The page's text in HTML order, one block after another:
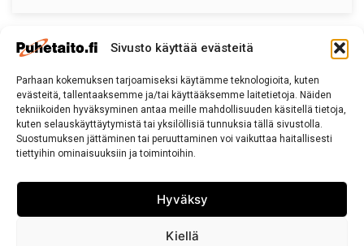
Sivusto käyttää evästeitä
Parhaan kokemuksen tarjoamiseksi käytämme teknologioita, kuten
evästeitä, tallentaaksemme ja/tai käyttääksemme laitetietoja. Näiden
tekniikoiden hyväksyminen antaa meille mahdollisuuden käsitellä tietoja,
kuten selauskäyttäytymistä tai yksilöllisiä tunnuksia tällä sivustolla.
Suostumuksen jättäminen tai peruuttaminen voi vaikuttaa haitallisesti
tiettyihin ominaisuuksiin ja toimintoihin.
Hyväksy
Kiellä
Puhetaito
puhetaito(at)puhetaito.fi
Puh. 050 570 8163
Tietosuojaseloste
Sivuston käyttö ja Tietosuojalauseke